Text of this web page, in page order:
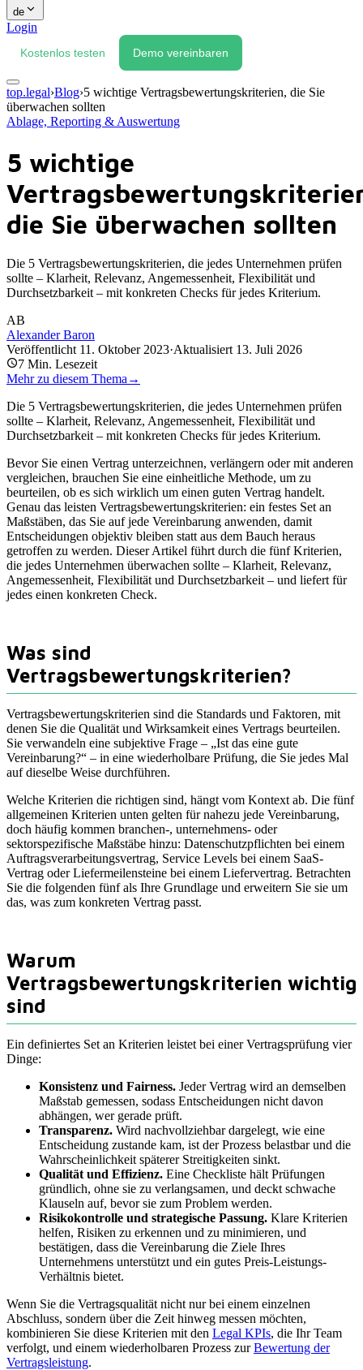
de
Login
Kostenlos testen Demo vereinbaren
top.legal›Blog›5 wichtige Vertragsbewertungskriterien, die Sie
überwachen sollten
Ablage, Reporting & Auswertung
5 wichtige
die Sie überwachen sollten
Die 5 Vertragsbewertungskriterien, die jedes Unternehmen prüfen
sollte – Klarheit, Relevanz, Angemessenheit, Flexibilität und
Durchsetzbarkeit – mit konkreten Checks für jedes Kriterium.
AB
Alexander Baron
Veröffentlicht 11. Oktober 2023·Aktualisiert 13. Juli 2026
7 Min. Lesezeit
Mehr zu diesem Thema →
Die 5 Vertragsbewertungskriterien, die jedes Unternehmen prüfen
sollte – Klarheit, Relevanz, Angemessenheit, Flexibilität und
Durchsetzbarkeit – mit konkreten Checks für jedes Kriterium.
Bevor Sie einen Vertrag unterzeichnen, verlängern oder mit anderen
vergleichen, brauchen Sie eine einheitliche Methode, um zu
beurteilen, ob es sich wirklich um einen guten Vertrag handelt.
Genau das leisten Vertragsbewertungskriterien: ein festes Set an
Maßstäben, das Sie auf jede Vereinbarung anwenden, damit
Entscheidungen objektiv bleiben statt aus dem Bauch heraus
getroffen zu werden. Dieser Artikel führt durch die fünf Kriterien,
die jedes Unternehmen überwachen sollte – Klarheit, Relevanz,
Angemessenheit, Flexibilität und Durchsetzbarkeit – und liefert für
jedes einen konkreten Check.
Was sind
Vertragsbewertungskriterien?
Vertragsbewertungskriterien sind die Standards und Faktoren, mit
denen Sie die Qualität und Wirksamkeit eines Vertrags beurteilen.
Sie verwandeln eine subjektive Frage – „Ist das eine gute
Vereinbarung?“ – in eine wiederholbare Prüfung, die Sie jedes Mal
auf dieselbe Weise durchführen.
Welche Kriterien die richtigen sind, hängt vom Kontext ab. Die fünf
allgemeinen Kriterien unten gelten für nahezu jede Vereinbarung,
doch häufig kommen branchen-, unternehmens- oder
sektorspezifische Maßstäbe hinzu: Datenschutzpflichten bei einem
Auftragsverarbeitungsvertrag, Service Levels bei einem SaaS-
Vertrag oder Liefermeilensteine bei einem Liefervertrag. Betrachten
Sie die folgenden fünf als Ihre Grundlage und erweitern Sie sie um
das, was zum konkreten Vertrag passt.
Warum
Vertragsbewertungskriterien wichtig
sind
Ein definiertes Set an Kriterien leistet bei einer Vertragsprüfung vier
Dinge:
Konsistenz und Fairness. Jeder Vertrag wird an demselben
Maßstab gemessen, sodass Entscheidungen nicht davon
abhängen, wer gerade prüft.
Transparenz. Wird nachvollziehbar dargelegt, wie eine
Entscheidung zustande kam, ist der Prozess belastbar und die
Wahrscheinlichkeit späterer Streitigkeiten sinkt.
Qualität und Effizienz. Eine Checkliste hält Prüfungen
gründlich, ohne sie zu verlangsamen, und deckt schwache
Klauseln auf, bevor sie zum Problem werden.
Risikokontrolle und strategische Passung. Klare Kriterien
helfen, Risiken zu erkennen und zu minimieren, und
bestätigen, dass die Vereinbarung die Ziele Ihres
Unternehmens unterstützt und ein gutes Preis-Leistungs-
Verhältnis bietet.
Wenn Sie die Vertragsqualität nicht nur bei einem einzelnen
Abschluss, sondern über die Zeit hinweg messen möchten,
kombinieren Sie diese Kriterien mit den Legal KPIs, die Ihr Team
verfolgt, und einem wiederholbaren Prozess zurBewertung der
Vertragsleistung.